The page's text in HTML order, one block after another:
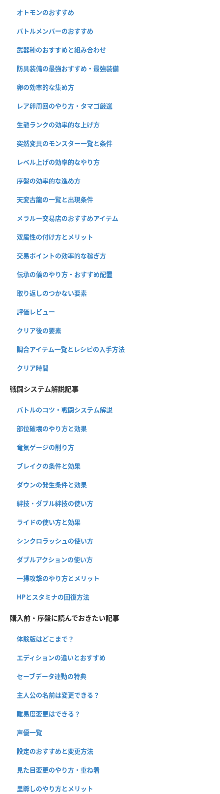
オトモンのおすすめ
バトルメンバーのおすすめ
武器種のおすすめと組み合わせ
防具装備の最強おすすめ・最強装備
卵の効率的な集め方
レア卵周回のやり方・タマゴ厳選
生態ランクの効率的な上げ方
突然変異のモンスター一覧と条件
レベル上げの効率的なやり方
序盤の効率的な進め方
天変古龍の一覧と出現条件
メラルー交易店のおすすめアイテム
双属性の付け方とメリット
交易ポイントの効率的な稼ぎ方
伝承の儀のやり方・おすすめ配置
取り返しのつかない要素
評価レビュー
クリア後の要素
調合アイテム一覧とレシピの入手方法
クリア時間
戦闘システム解説記事
バトルのコツ・戦闘システム解説
部位破壊のやり方と効果
竜気ゲージの削り方
ブレイクの条件と効果
ダウンの発生条件と効果
絆技・ダブル絆技の使い方
ライドの使い方と効果
シンクロラッシュの使い方
ダブルアクションの使い方
一掃攻撃のやり方とメリット
HPとスタミナの回復方法
購入前・序盤に読んでおきたい記事
体験版はどこまで？
エディションの違いとおすすめ
セーブデータ連動の特典
主人公の名前は変更できる？
難易度変更はできる？
声優一覧
設定のおすすめと変更方法
見た目変更のやり方・重ね着
里孵しのやり方とメリット